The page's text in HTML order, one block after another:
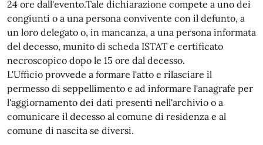
24 ore dall'evento.Tale dichiarazione compete a uno dei
congiunti o a una persona convivente con il defunto, a
un loro delegato o, in mancanza, a una persona informata
del decesso, munito di scheda ISTAT e certificato
necroscopico dopo le 15 ore dal decesso.
L'Ufficio provvede a formare l'atto e rilasciare il
permesso di seppellimento e ad informare l'anagrafe per
l'aggiornamento dei dati presenti nell'archivio o a
comunicare il decesso al comune di residenza e al
comune di nascita se diversi.